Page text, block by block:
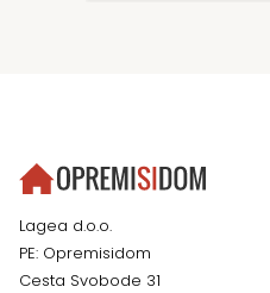
Lagea d.o.o.
PE: Opremisidom
Cesta Svobode 31